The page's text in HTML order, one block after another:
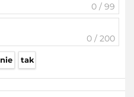
0 / 99
0 / 200
nie tak